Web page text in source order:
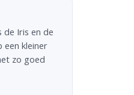
de Iris en de
een kleiner
zo goed